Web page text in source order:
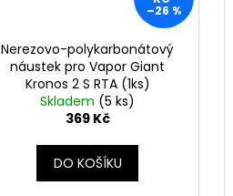
–26 %
Nerezovo-polykarbonátový
náustek pro Vapor Giant
Kronos 2 S RTA (1ks)
Skladem (5 ks)
369 Kč
DO KOŠÍKU